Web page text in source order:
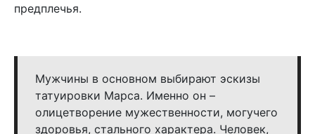
предплечья.
Мужчины в основном выбирают эскизы
татуировки Марса. Именно он –
олицетворение мужественности, могучего
здоровья, стального характера. Человек,